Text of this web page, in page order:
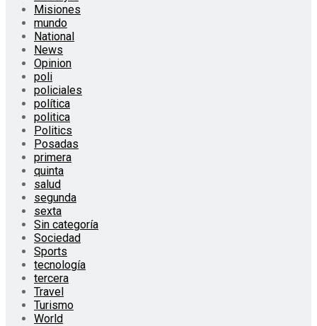
Misiones
mundo
National
News
Opinion
poli
policiales
política
politica
Politics
Posadas
primera
quinta
salud
segunda
sexta
Sin categoría
Sociedad
Sports
tecnología
tercera
Travel
Turismo
World